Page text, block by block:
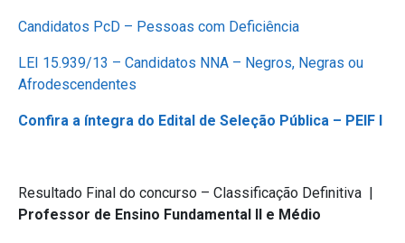
Candidatos PcD – Pessoas com Deficiência
LEI 15.939/13 – Candidatos NNA – Negros, Negras ou
Afrodescendentes
Confira a íntegra do Edital de Seleção Pública – PEIF I
Resultado Final do concurso – Classificação Definitiva |
Professor de Ensino Fundamental II e Médio